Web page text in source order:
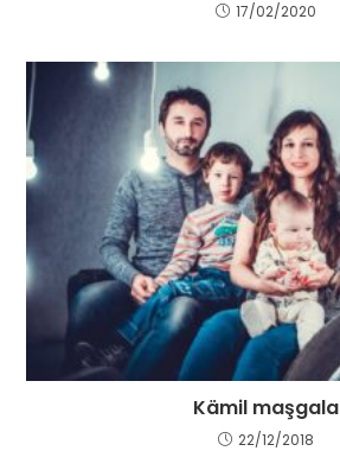
17/02/2020
Kämil maşgala
22/12/2018